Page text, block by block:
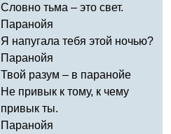
Словно тьма – это свет.
Паранойя
Я напугала тебя этой ночью?
Паранойя
Твой разум – в паранойе
Не привык к тому, к чему
привык ты.
Паранойя